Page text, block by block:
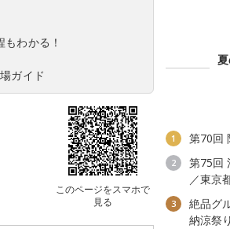
わかる！
ガイド
このページをスマホで
見る
1 第70回
2
第75回
／東京
3
絶品グ
納涼祭